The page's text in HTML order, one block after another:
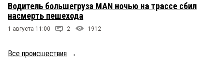
Водитель большегруза MAN ночью на трассе сбил
насмерть пешехода
1 августа 11:00 2 1912
Все происшествия →